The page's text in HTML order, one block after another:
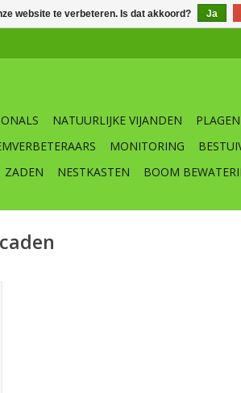
NATUURLIJKE VIJANDEN
MONITORING
ZADEN NESTKASTEN BOOM
website te verbeteren. Is dat akkoord? Ja